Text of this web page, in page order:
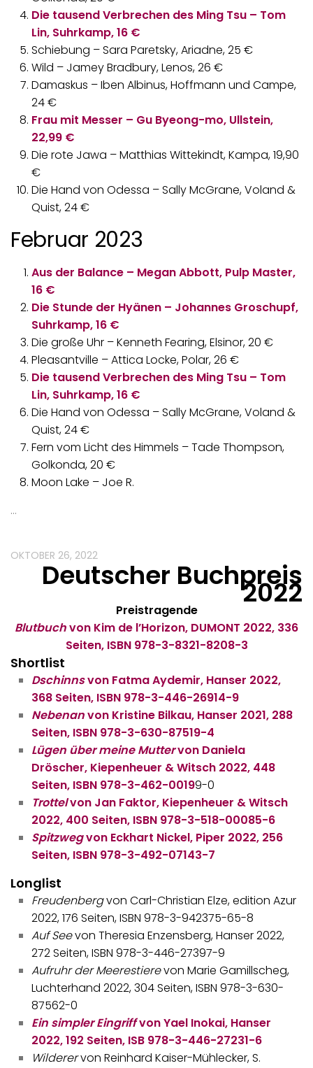
Die tausend Verbrechen des Ming Tsu – Tom
Lin, Suhrkamp, 16 €
Schiebung – Sara Paretsky, Ariadne, 25 €
Wild – Jamey Bradbury, Lenos, 26 €
Damaskus – Iben Albinus, Hoffmann und Campe,
24 €
Frau mit Messer – Gu Byeong-mo, Ullstein,
22,99 €
Die rote Jawa – Matthias Wittekindt, Kampa, 19,90
€
Die Hand von Odessa – Sally McGrane, Voland &
Quist, 24 €
Februar 2023
Aus der Balance – Megan Abbott, Pulp Master,
16 €
Die Stunde der Hyänen – Johannes Groschupf,
Suhrkamp, 16 €
Die große Uhr – Kenneth Fearing, Elsinor, 20 €
Pleasantville – Attica Locke, Polar, 26 €
Die tausend Verbrechen des Ming Tsu – Tom
Lin, Suhrkamp, 16 €
Die Hand von Odessa – Sally McGrane, Voland &
Quist, 24 €
Fern vom Licht des Himmels – Tade Thompson,
Golkonda, 20 €
Moon Lake – Joe R.
…
OKTOBER 26, 2022
Deutscher Buchpreis
2022
Preistragende
Blutbuchvon Kim de l’Horizon, DUMONT 2022, 336
Seiten, ISBN 978-3-8321-8208-3
Shortlist
Dschinnsvon Fatma Aydemir, Hanser 2022,
368 Seiten, ISBN 978-3-446-26914-9
Nebenanvon Kristine Bilkau, Hanser 2021, 288
Seiten, ISBN 978-3-630-87519-4
Lügen über meine Muttervon Daniela
Dröscher, Kiepenheuer & Witsch 2022, 448
Seiten, ISBN 978-3-462-00199-0
Trottelvon Jan Faktor, Kiepenheuer & Witsch
2022, 400 Seiten, ISBN 978-3-518-00085-6
Spitzwegvon Eckhart Nickel, Piper 2022, 256
Seiten, ISBN 978-3-492-07143-7
Longlist
Freudenbergvon Carl-Christian Elze, edition Azur
2022, 176 Seiten, ISBN 978-3-942375-65-8
Auf Seevon Theresia Enzensberg, Hanser 2022,
272 Seiten, ISBN 978-3-446-27397-9
Aufruhr der Meerestierevon Marie Gamillscheg,
Luchterhand 2022, 304 Seiten, ISBN 978-3-630-
87562-0
Ein simpler Eingriffvon Yael Inokai, Hanser
2022, 192 Seiten, ISB 978-3-446-27231-6
Wilderervon Reinhard Kaiser-Mühlecker, S.